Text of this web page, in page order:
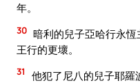
年。
30 暗利的兒子亞哈行永
王行的更壞。
31
他犯了尼八的兒子耶羅